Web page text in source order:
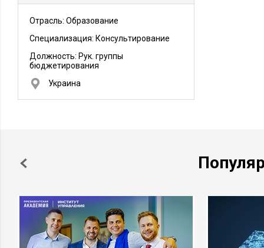
Отрасль: Образование
Специализация: Консультирование
Должность: Рук. группы
бюджетирования
Украина